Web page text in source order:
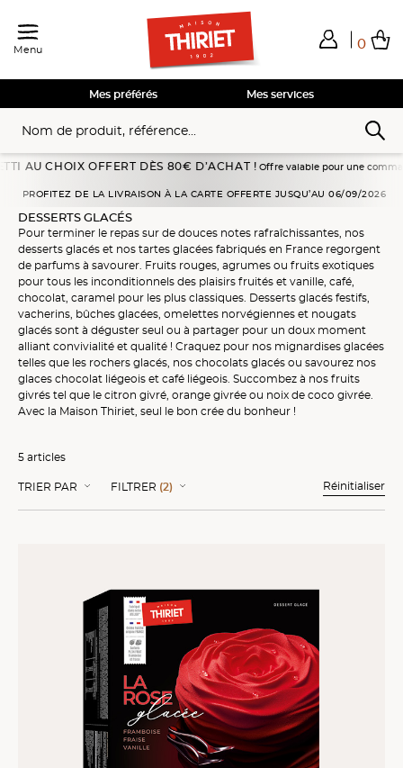
Menu 0
Total de mes achats
Voir mon panier
Voir mon panier
Voir mon panier
Voir mon panier
Mes services
Mes préférés
CHOIX OFFERT DÈS 80€ D’ACHAT !Offre valable pour une commande
PROFITEZ DE LA LIVRAISON À LA CARTE OFFERTE JUSQU’AU 06/09/2026
DESSERTS GLACÉS
Pour terminer le repas sur de douces notes rafraîchissantes, nos
desserts glacés et nos tartes glacées fabriqués en France regorgent
de parfums à savourer. Fruits rouges, agrumes ou fruits exotiques
pour tous les inconditionnels des plaisirs fruités et vanille, café,
chocolat, caramel pour les plus classiques. Desserts glacés festifs,
vacherins, bûches glacées, omelettes norvégiennes et nougats
glacés sont à déguster seul ou à partager pour un doux moment
alliant convivialité et qualité ! Craquez pour nos mignardises glacées
telles que les rochers glacés, nos chocolats glacés ou savourez nos
glaces chocolat liégeois et café liégeois. Succombez à nos fruits
givrés tel que le citron givré, orange givrée ou noix de coco givrée.
Avec la Maison Thiriet, seul le bon crée du bonheur !
5 articles
TRIER PAR FILTRER (2) Réinitialiser